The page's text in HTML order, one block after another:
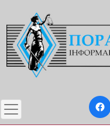
до
основного
вмісту